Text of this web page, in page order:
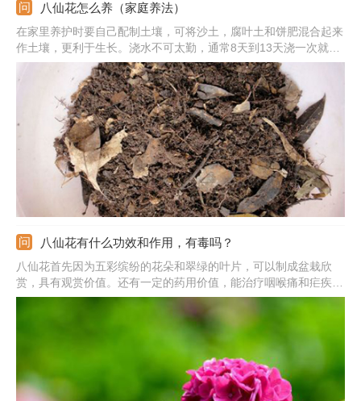
八仙花怎么养（家庭养法）
在家里养护时要自己配制土壤，可将沙土，腐叶土和饼肥混合起来
作土壤，更利于生长。浇水不可太勤，通常8天到13天浇一次就
行，避免积水。它喜温暖环境，平时能提供18度到28度的温度最
好，夏冬两季要注意降温和保温处理。还要将其放在光照处，多晒
太阳。此外，花期要常施肥，半月一次。
八仙花有什么功效和作用，有毒吗？
八仙花首先因为五彩缤纷的花朵和翠绿的叶片，可以制成盆栽欣
赏，具有观赏价值。还有一定的药用价值，能治疗咽喉痛和疟疾，
但是一定要注意方式方法，最好询问医生。它是含有毒素的，最好
不要放在家中养护，防止不小心误食茎叶，造成中毒。